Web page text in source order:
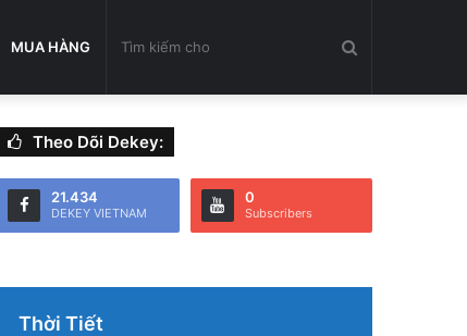
MUA HÀNG
cho
Theo Dõi Dekey:
21.434
DEKEY VIETNAM
0
Subscribers
Thời Tiết